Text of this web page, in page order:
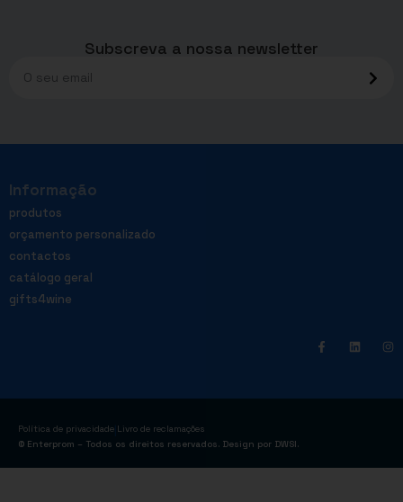
Subscreva a nossa newsletter
Informação
produtos
orçamento personalizado
contactos
catálogo geral
gifts4wine
Política de privacidade Livro de reclamações
© Enterprom – Todos os direitos reservados. Design por DWSI.